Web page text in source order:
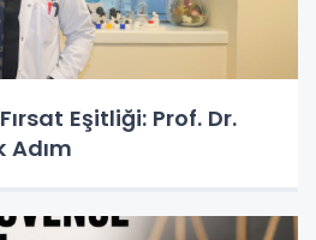
Eşitliği: Prof. Dr.
Adım